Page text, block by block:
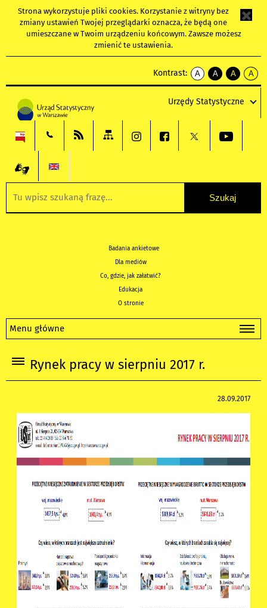
Strona wykorzystuje pliki cookies. Korzystanie z witryny bez
zmiany ustawień Twojej przeglądarki oznacza, że będą one
umieszczane w Twoim urządzeniu końcowym. Zawsze możesz
zmienić te ustawienia.
Kontrast:
A
kontrast
A
kontrast
tekst
czarnym
A
kontrast
tekst
czarnym
A
tekst
żółtym
Urzędy Statystyczne
Badania ankietowe
Dla mediów
Co, gdzie, jak załatwić?
Edukacja
O stronie
Menu główne
Rynek pracy w sierpniu 2017 r.
28.09.2017